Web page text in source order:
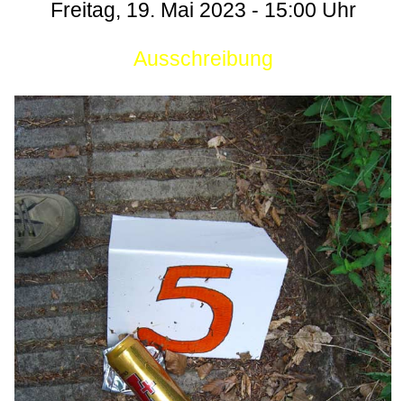
Freitag, 19. Mai 2023 - 15:00 Uhr
Ausschreibung